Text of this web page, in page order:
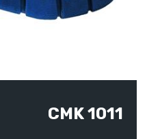
CMK 1011